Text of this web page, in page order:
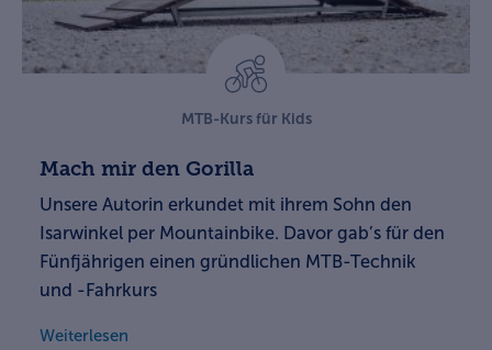
MTB-Kurs für Kids
Mach mir den Gorilla
Unsere Autorin erkundet mit ihrem Sohn den
Isarwinkel per Mountainbike. Davor gab’s für den
Fünfjährigen einen gründlichen MTB-Technik
und -Fahrkurs
Weiterlesen